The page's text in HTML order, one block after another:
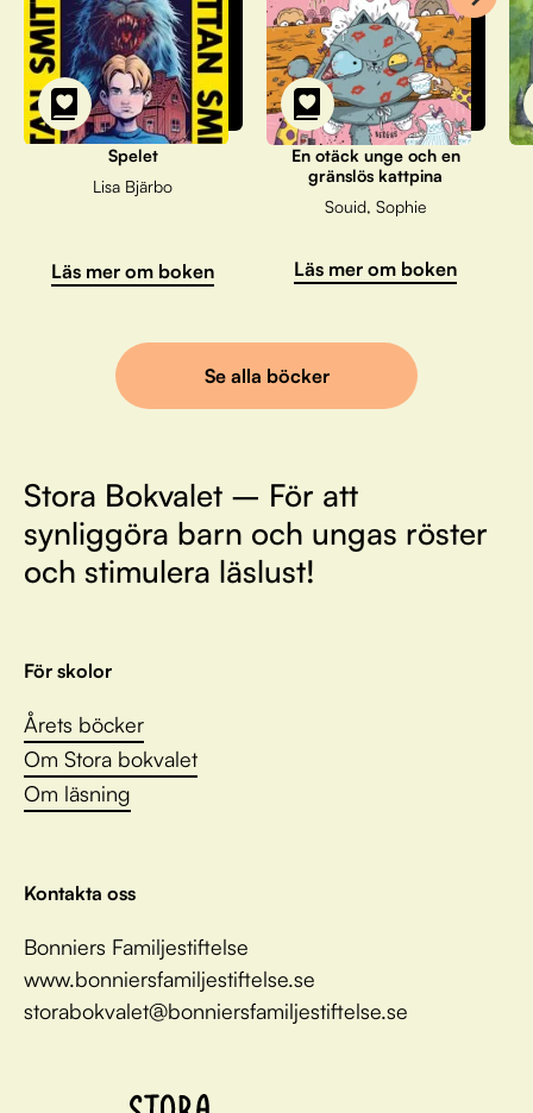
Spelet
Lisa Bjärbo
Läs mer om boken
En otäck unge och en
gränslös kattpina
Souid, Sophie
Läs mer om boken
Se alla böcker
Stora Bokvalet – För att
synliggöra barn och ungas röster
och stimulera läslust!
För skolor
Årets böcker
Om Stora bokvalet
Om läsning
Kontakta oss
Bonniers Familjestiftelse
www.bonniersfamiljestiftelse.se
storabokvalet@bonniersfamiljestiftelse.se